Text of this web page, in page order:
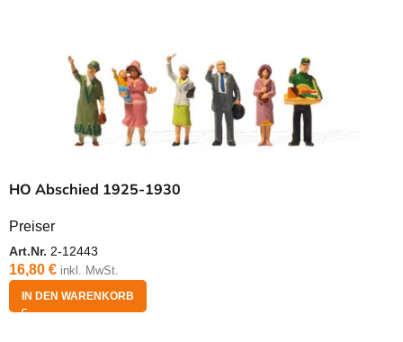
HO Abschied 1925-1930
Preiser
Art.Nr. 2-12443
16,80 € inkl. MwSt.
IN DEN WARENKORB